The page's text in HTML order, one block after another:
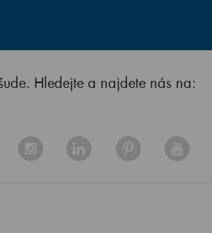
Hledejte a najdete nás na: